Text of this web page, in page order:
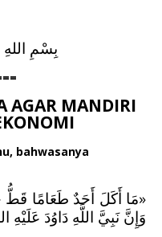
بِسْمِ
AGAR MANDIRI
bahwasanya
«مَا أَكَلَ أَحَدٌ طَعَامًا
وَإِنَّ نَبِيَّ اللَّهِ دَاوُدَ